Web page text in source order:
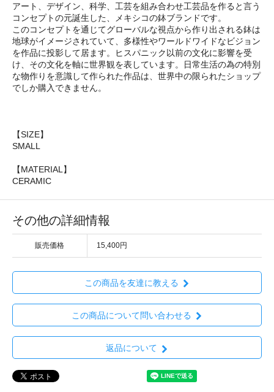
アート、デザイン、科学、工芸を組み合わせ工芸品を作ると言う
コンセプトの元誕生した、メキシコの鉢ブランドです。
このコンセプトを通じてグローバルな視点から作り出される鉢は
地球がイメージされていて、多様性やワールドワイドなビジョン
を作品に投影して居ます。ヒスパニック以前の文化に影響を受
け、その文化を軸に世界観を表しています。日常生活の為の特別
な物作りを意識して作られた作品は、世界中の限られたショップ
でしか購入できません。
【SIZE】
SMALL
【MATERIAL】
CERAMIC
その他の詳細情報
販売価格 15,400円
この商品を友達に教える
この商品について問い合わせる
返品について